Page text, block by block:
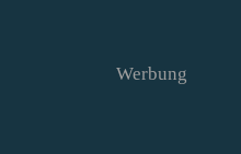
Werbung